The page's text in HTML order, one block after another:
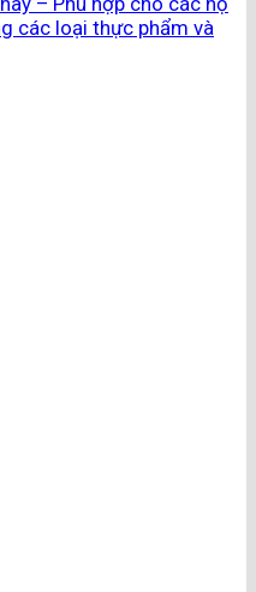
các loại thực phẩm và